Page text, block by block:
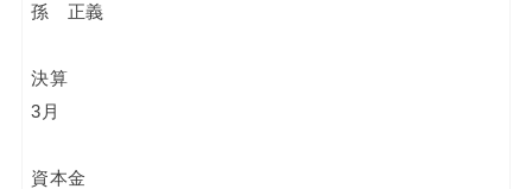
孫 正義
決算
3月
資本金